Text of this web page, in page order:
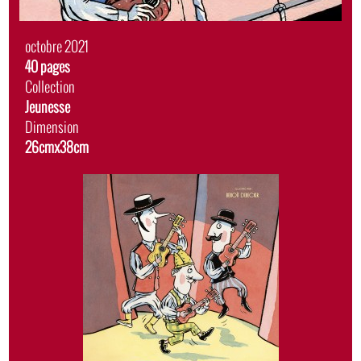
Date
de
sortie
octobre 2021
Album
40 pages
Collection
Jeunesse
Dimension
26cmx38cm